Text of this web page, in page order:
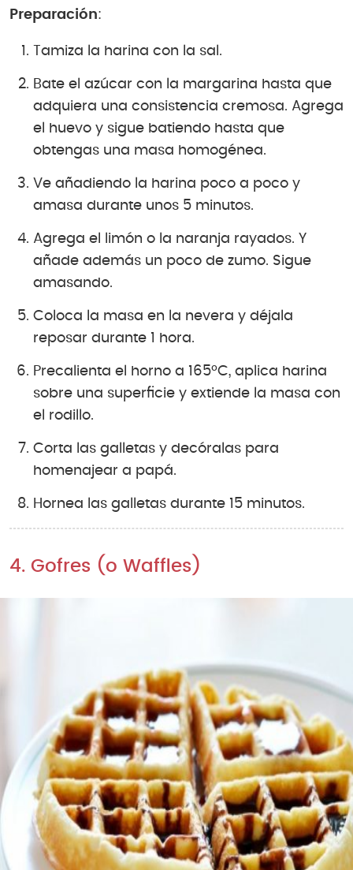
Preparación:
Tamiza la harina con la sal.
Bate el azúcar con la margarina hasta que
adquiera una consistencia cremosa. Agrega
el huevo y sigue batiendo hasta que
obtengas una masa homogénea.
Ve añadiendo la harina poco a poco y
amasa durante unos 5 minutos.
Agrega el limón o la naranja rayados. Y
añade además un poco de zumo. Sigue
amasando.
Coloca la masa en la nevera y déjala
reposar durante 1 hora.
Precalienta el horno a 165ºC, aplica harina
sobre una superficie y extiende la masa con
el rodillo.
Corta las galletas y decóralas para
homenajear a papá.
Hornea las galletas durante 15 minutos.
4. Gofres (o Waffles)